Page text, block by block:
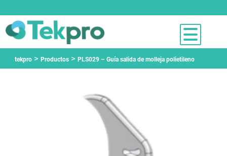
tekpro> Productos> PLS029 – Guía salida de molleja polietileno